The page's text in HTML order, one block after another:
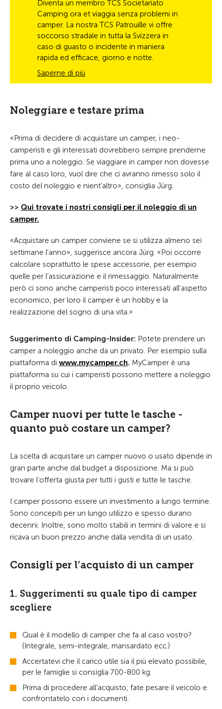
Diventa un membro TCS Societariato
Camping ora et viaggia senza problemi in
camper. La nostra TCS Patrouille vi offre
soccorso stradale in tutta la Svizzera in
caso di guasto o incidente in maniera
rapida ed efficace, giorno e notte.
Saperne di più
Noleggiare e testare prima
«Prima di decidere di acquistare un camper, i neo-
camperisti e gli interessati dovrebbero sempre prenderne
prima uno a noleggio. Se viaggiare in camper non dovesse
fare al caso loro, vuol dire che ci avranno rimesso solo il
costo del noleggio e nient’altro», consiglia Jürg.
>> Qui trovate i nostri consigli per il noleggio di un
camper.
«Acquistare un camper conviene se si utilizza almeno sei
settimane l’anno», suggerisce ancora Jürg. «Poi occorre
calcolare soprattutto le spese accessorie, per esempio
quelle per l’assicurazione e il rimessaggio. Naturalmente
però ci sono anche camperisti poco interessati all’aspetto
economico, per loro il camper è un hobby e la
realizzazione del sogno di una vita.»
Suggerimento di Camping-Insider: Potete prendere un
camper a noleggio anche da un privato. Per esempio sulla
piattaforma di www.mycamper.ch. MyCamper è una
piattaforma su cui i camperisti possono mettere a noleggio
il proprio veicolo.
Camper nuovi per tutte le tasche -
quanto può costare un camper?
La scelta di acquistare un camper nuovo o usato dipende in
gran parte anche dal budget a disposizione. Ma si può
trovare l’offerta giusta per tutti i gusti e tutte le tasche.
I camper possono essere un investimento a lungo termine.
Sono concepiti per un lungo utilizzo e spesso durano
decenni. Inoltre, sono molto stabili in termini di valore e si
ricava un buon prezzo anche dalla vendita di un usato.
Consigli per l’acquisto di un camper
1. Suggerimenti su quale tipo di camper
scegliere
Qual è il modello di camper che fa al caso vostro?
(Integrale, semi-integrale, mansardato ecc.)
Accertatevi che il carico utile sia il più elevato possibile,
per le famiglie si consiglia 700-800 kg.
Prima di procedere all’acquisto, fate pesare il veicolo e
confrontatelo con i documenti.